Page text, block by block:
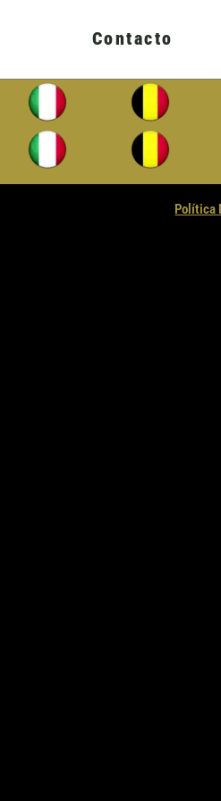
Contacto
Política